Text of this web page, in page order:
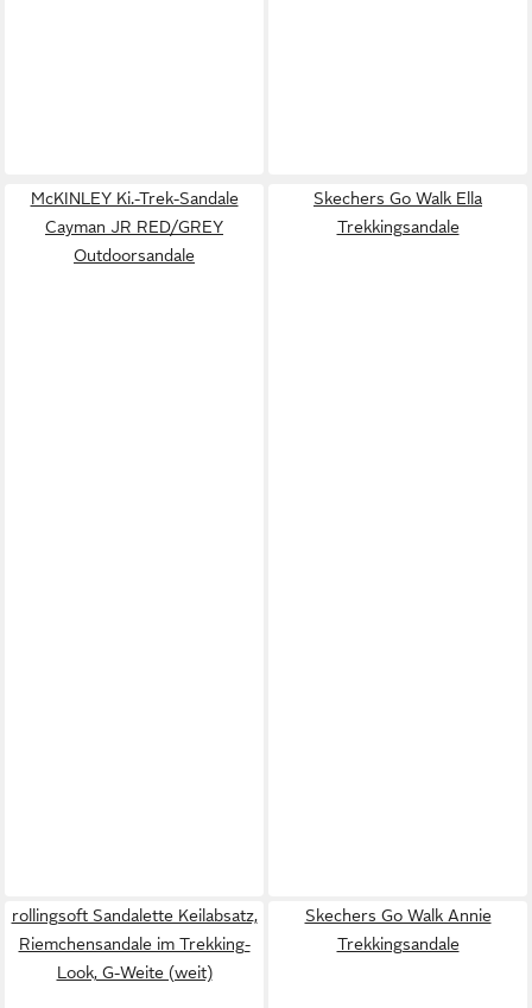
McKINLEY Ki.-Trek-Sandale
Cayman JR RED/GREY
Outdoorsandale
Skechers Go Walk Ella
Trekkingsandale
rollingsoft Sandalette Keilabsatz,
Riemchensandale im Trekking-
Look, G-Weite (weit)
Skechers Go Walk Annie
Trekkingsandale